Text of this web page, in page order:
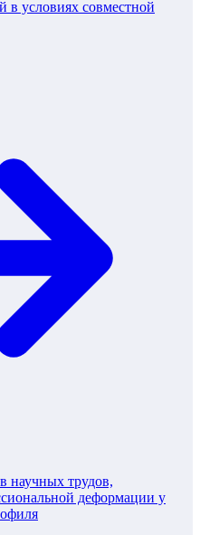
в условиях совместной
научных трудов,
деформации у